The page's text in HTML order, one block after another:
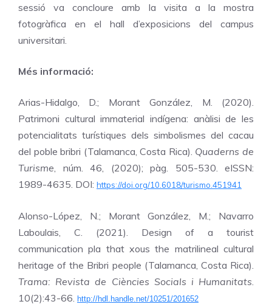
sessió va concloure amb la visita a la mostra
fotogràfica en el hall d’exposicions del campus
universitari.
Més informació:
Arias-Hidalgo, D.; Morant González, M. (2020).
Patrimoni cultural immaterial indígena: anàlisi de les
potencialitats turístiques dels simbolismes del cacau
del poble bribri (Talamanca, Costa Rica). Quaderns de
Turisme , núm. 46, (2020); pàg. 505-530. eISSN:
1989-4635. DOI: https://doi.org/10.6018/turismo.451941
Alonso-López, N.; Morant González, M.; Navarro
Laboulais, C. (2021). Design of a tourist
communication pla that xous the matrilineal cultural
heritage of the Bribri people (Talamanca, Costa Rica).
Trama: Revista de Ciències Socials i Humanitats
10(2):43-66.
http://hdl.handle.net/10251/201652